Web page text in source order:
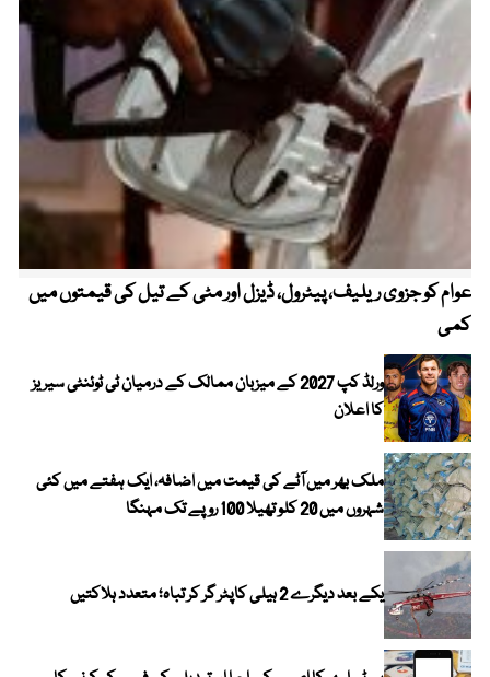
عوام کو جزوی ریلیف، پیٹرول، ڈیزل اور مٹی کے تیل کی قیمتوں میں
کمی
ورلڈ کپ 2027 کے میزبان ممالک کے درمیان ٹی ٹوئنٹی سیریز
کا اعلان
ملک بھر میں آٹے کی قیمت میں اضافہ، ایک ہفتے میں کئی
شہروں میں 20 کلو تھیلا 100 روپے تک مہنگا
یکے بعد دیگرے 2 ہیلی کاپٹر گر کر تباہ؛ متعدد ہلاکتیں